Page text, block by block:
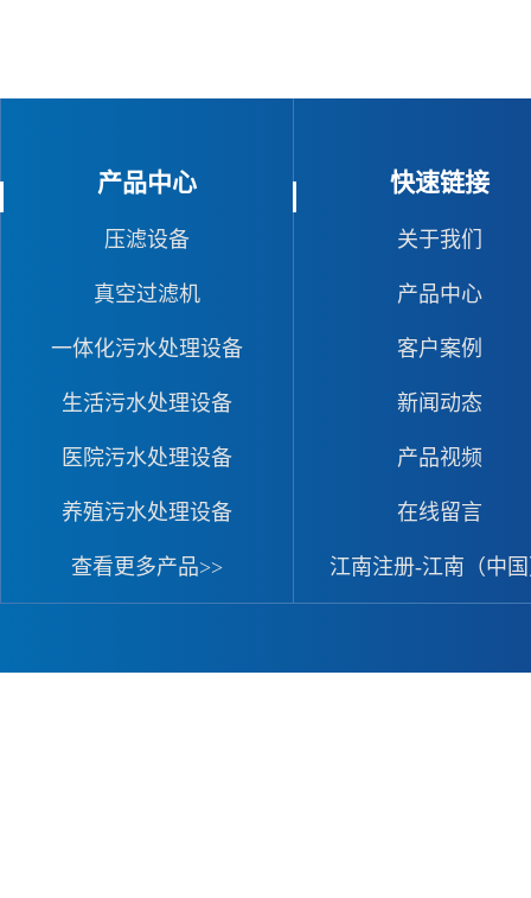
产品中心
压滤设备
真空过滤机
一体化污水处理设备
生活污水处理设备
医院污水处理设备
养殖污水处理设备
查看更多产品>>
快速链接
关于我们
产品中心
客户案例
新闻动态
产品视频
在线留言
江南注册-江南（中